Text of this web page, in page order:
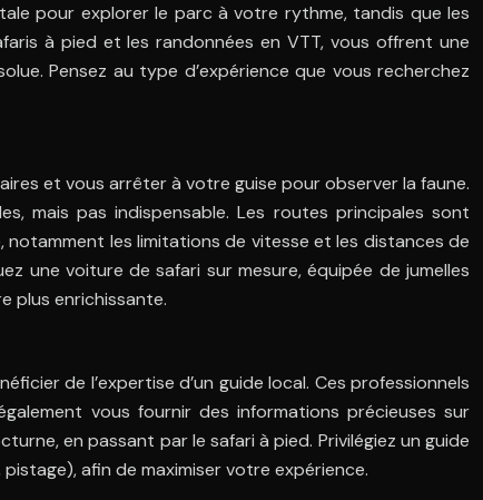
pour explorer le parc à votre rythme, tandis que les
à pied et les randonnées en VTT, vous offrent une
Pensez au type d’expérience que vous recherchez
et vous arrêter à votre guise pour observer la faune.
mais pas indispensable. Les routes principales sont
les limitations de vitesse et les distances de
une voiture de safari sur mesure, équipée de jumelles
plus enrichissante.
de l’expertise d’un guide local. Ces professionnels
vous fournir des informations précieuses sur
en passant par le safari à pied. Privilégiez un guide
afin de maximiser votre expérience.